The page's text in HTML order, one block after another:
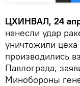
ЦХИНВАЛ, 24
нанесли удар
уничтожили
производились
Павлограда,
Минобороны